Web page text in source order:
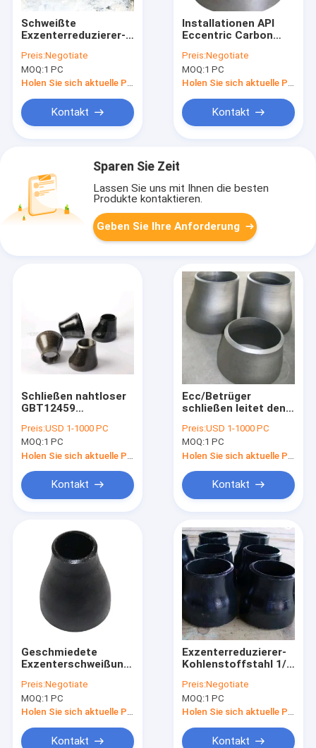
Schweißte
Exzenterreduzierer-
SCH20-160 nahtlose
Fitting
Preis:Negotiate
MOQ:1 PC
Holen Sie sich aktuelle Preis
Kontakt
Installationen API
Eccentric Carbon
40 ASTM A234 WPB
Preis:Negotiate
MOQ:1 PC
Holen Sie sich aktuelle Preis
Kontakt
Sparen Sie Zeit
Lassen Sie uns mit Ihnen die besten
Produkte kontaktieren.
Geben Sie Ihre Anforderung
Schließen nahtloser
GBT12459
Reduzierer ECC/CON
für Rohre an
Preis:USD 1-1000 PC
MOQ:1 PC
Kontakt
Ecc/Betrüger
schließen leitet den
Flussstahl-
Reduzierer Gbt12459
an
Preis:USD 1-1000 PC
MOQ:1 PC
Kontakt
Geschmiedete
Exzenterschweißungs-
Geschlechtskrankheits-
Kohlenstoffstahl-
Reduzierer Astm
Preis:Negotiate
MOQ:1 PC
Holen Sie sich aktuelle Preis
Kontakt
Exzenterreduzierer-
Kohlenstoffstahl 1/2
Preis:Negotiate
MOQ:1 PC
Holen Sie sich aktuelle Preis
Kontakt